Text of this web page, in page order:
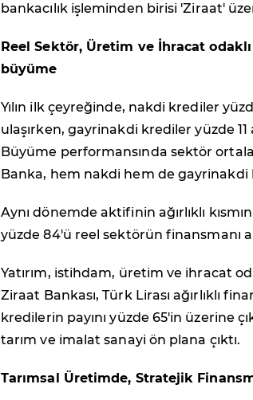
bankacılık işleminden birisi 'Ziraat'
Reel Sektör, Üretim ve İhracat
büyüme
Yılın ilk çeyreğinde, nakdi krediler
ulaşırken, gayrinakdi krediler yüzde 11
Büyüme performansında sektör
Banka, hem nakdi hem de gayrinakdi
Aynı dönemde aktifinin ağırlıklı
yüzde 84'ü reel sektörün finansmanı
Yatırım, istihdam, üretim ve ihracat
Ziraat Bankası, Türk Lirası ağırlıklı
kredilerin payını yüzde 65'in üzerine
tarım ve imalat sanayi ön plana çıktı.
Tarımsal Üretimde, Stratejik